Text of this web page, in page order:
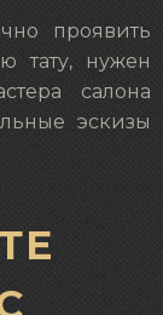
проявить
тату, нужен
салона
эскизы